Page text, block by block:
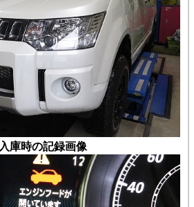
時の記録画像